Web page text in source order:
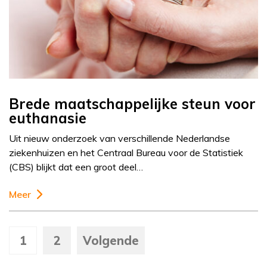
Brede maatschappelijke steun voor
euthanasie
Uit nieuw onderzoek van verschillende Nederlandse
ziekenhuizen en het Centraal Bureau voor de Statistiek
(CBS) blijkt dat een groot deel…
Meer
1 2 Volgende